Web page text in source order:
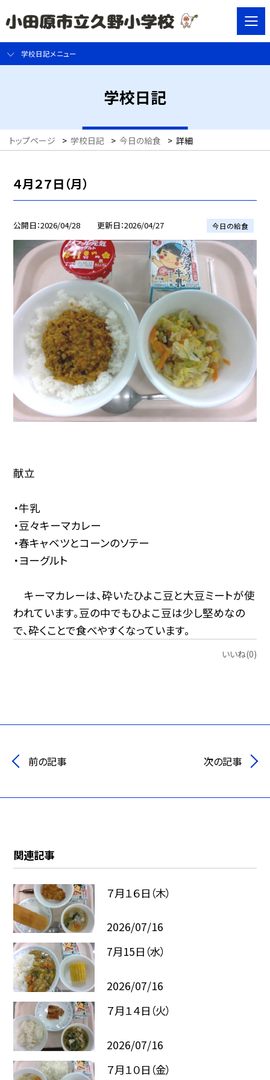
学校日記メニュー
学校日記
トップページ > 学校日記 > 今日の給食 > 詳細
４月２７日（月）
公開日 2026/04/28 更新日 2026/04/27 今日の給食
献立
・牛乳
・豆々キーマカレー
・春キャベツとコーンのソテー
・ヨーグルト
キーマカレーは、砕いたひよこ豆と大豆ミートが使
われています。豆の中でもひよこ豆は少し堅めなの
で、砕くことで食べやすくなっています。
いいね(0)
前の記事 次の記事
関連記事
７月１６日（木）
2026/07/16
7月15日（水）
2026/07/16
７月１４日（火）
2026/07/16
７月１０日（金）